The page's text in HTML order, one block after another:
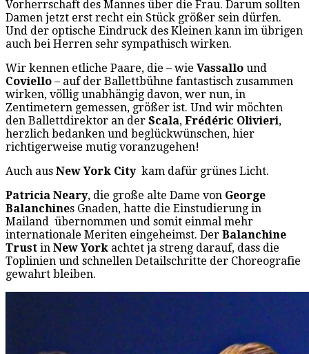
Vorherrschaft des Mannes über die Frau. Darum sollten
Damen jetzt erst recht ein Stück größer sein dürfen.
Und der optische Eindruck des Kleinen kann im übrigen
auch bei Herren sehr sympathisch wirken.
Wir kennen etliche Paare, die – wie Vassallo und
Coviello – auf der Ballettbühne fantastisch zusammen
wirken, völlig unabhängig davon, wer nun, in
Zentimetern gemessen, größer ist. Und wir möchten
den Ballettdirektor an der Scala, Frédéric Olivieri,
herzlich bedanken und beglückwünschen, hier
richtigerweise mutig voranzugehen!
Auch aus New York City kam dafür grünes Licht.
Patricia Neary, die große alte Dame von George
Balanchines Gnaden, hatte die Einstudierung in
Mailand übernommen und somit einmal mehr
internationale Meriten eingeheimst. Der Balanchine
Trust in New York achtet ja streng darauf, dass die
Toplinien und schnellen Detailschritte der Choreografie
gewahrt bleiben.